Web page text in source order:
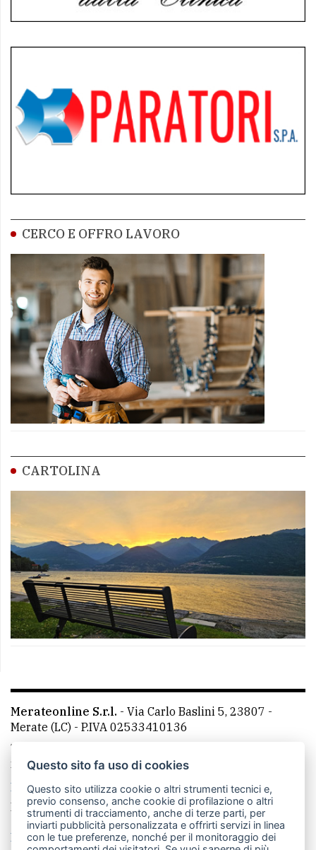
CERCO E OFFRO LAVORO
CARTOLINA
Merateonline S.r.l. - Via Carlo Baslini 5, 23807 -
Merate (LC) - P.IVA 02533410136
Telefono:
mail: redazione@leccoonline.com
La redazione
MerateOnline CasateOnline
RSS
Made by VIP
Privacy policy Cookie policy
Questo sito fa uso di cookies
Questo sito utilizza cookie o altri strumenti tecnici e,
previo consenso, anche cookie di profilazione o altri
strumenti di tracciamento, anche di terze parti, per
inviarti pubblicità personalizzata e offrirti servizi in linea
con le tue preferenze, nonché per il monitoraggio dei